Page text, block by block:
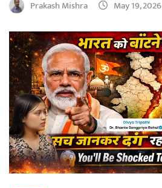
Prakash Mishra May 19, 2026